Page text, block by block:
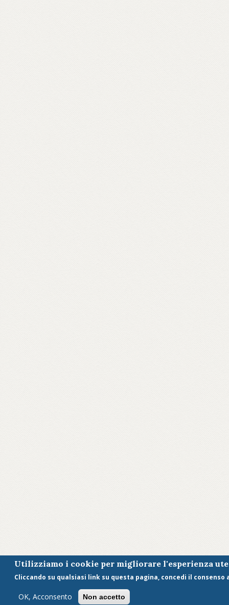
Utilizziamo i cookie per migliorare l'esperienza
Cliccando su qualsiasi link su questa pagina, concedi il
OK, Acconsento Non accetto